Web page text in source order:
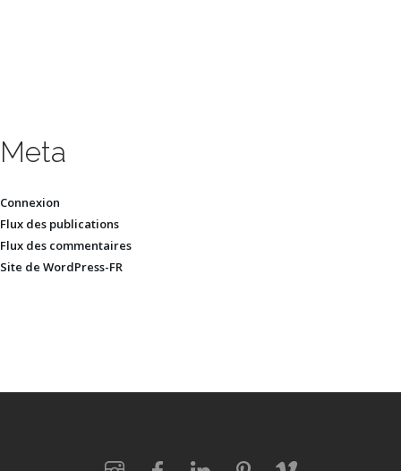
Meta
Connexion
Flux des publications
Flux des commentaires
Site de WordPress-FR